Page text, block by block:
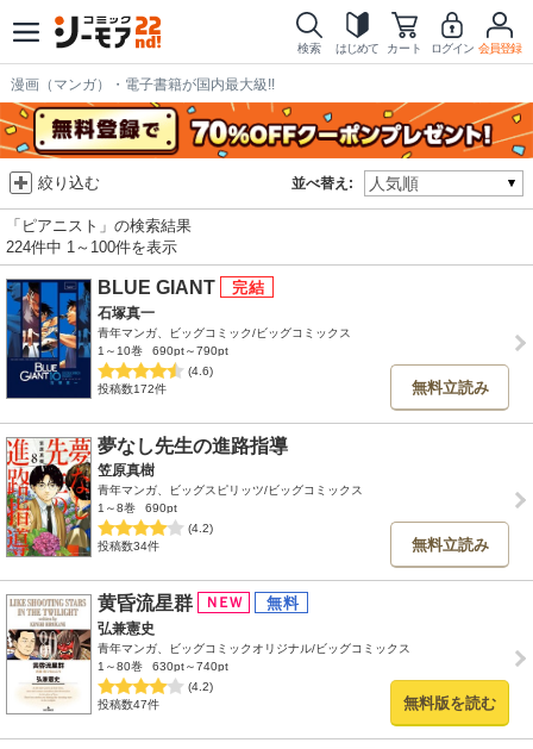
検索 はじめて カート ログイン 会員登録
漫画（マンガ）・電子書籍が国内最大級!!
並べ替え:
絞り込む
「ピアニスト」の検索結果
224件中 1～100件を表示
BLUE GIANT
石塚真一
青年マンガ、ビッグコミック/ビッグコミックス
1～10巻
690pt～790pt
(4.6)
投稿数172件
無料立読み
夢なし先生の進路指導
笠原真樹
青年マンガ、ビッグスピリッツ/ビッグコミックス
1～8巻
690pt
(4.2)
投稿数34件
無料立読み
黄昏流星群
弘兼憲史
青年マンガ、ビッグコミックオリジナル/ビッグコミックス
1～80巻
630pt～740pt
(4.2)
投稿数47件
無料版を読む